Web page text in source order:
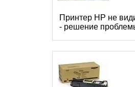
Принтер HP не
- решение